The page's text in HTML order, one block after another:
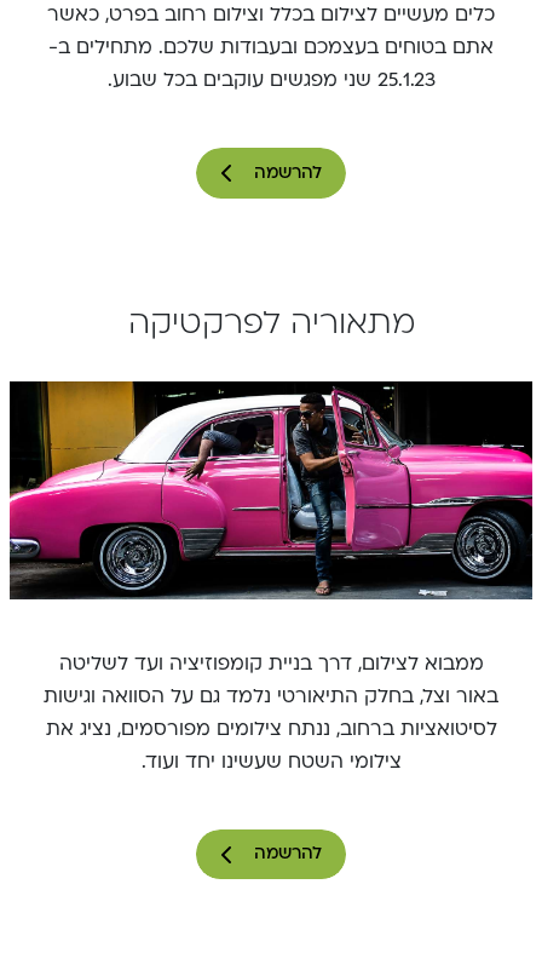
כלים מעשיים לצילום בכלל וצילום רחוב בפרט, כאשר
אתם בטוחים בעצמכם ובעבודות שלכם. מתחילים ב-
25.1.23 שני מפגשים עוקבים בכל שבוע.
להרשמה
מתאוריה לפרקטיקה
ממבוא לצילום, דרך בניית קומפוזיציה ועד לשליטה
באור וצל, בחלק התיאורטי נלמד גם על הסוואה וגישות
לסיטואציות ברחוב, ננתח צילומים מפורסמים, נציג את
צילומי השטח שעשינו יחד ועוד.
להרשמה